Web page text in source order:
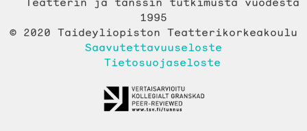
1995
© 2020 Taideyliopiston Teatterikorkeakoulu
Saavutettavuuseloste
Tietosuojaseloste